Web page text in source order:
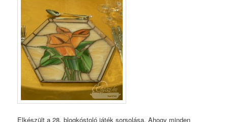
Elkészült a 28. blogkóstoló játék sorsolása. Ahogy minden